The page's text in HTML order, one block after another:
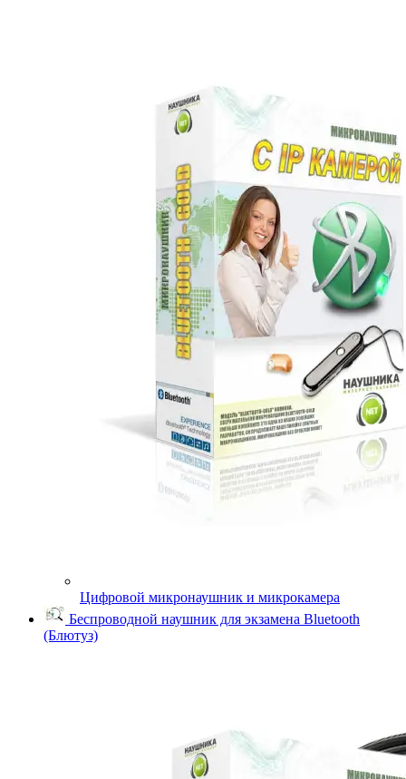
Цифровой микронаушник и микрокамера
Беспроводной наушник для экзамена Bluetooth
(Блютуз)